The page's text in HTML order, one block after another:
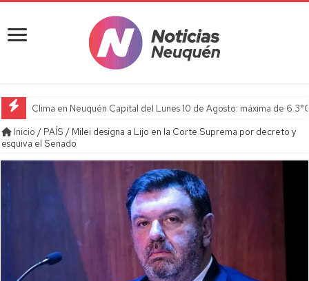
Clima en Neuquén Capital del Lunes 10 de Agosto: máxima de
Inicio / PAÍS / Milei designa a Lijo en la Corte Suprema por decreto y
esquiva el Senado